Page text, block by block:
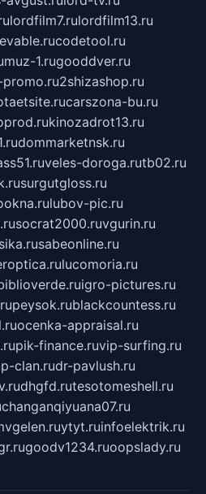
lordfilm7.rulordfilm13.ru
codetool.ru
muz-1.rugooddver.ru
2shizashop.ru
carszona-bu.ru
kinozadrot13.ru
dommarketnsk.ru
veles-doroga.rutb02.ru
surgutgloss.ru
lubov-pic.ru
socrat2000.ruvgurin.ru
sabeonline.ru
lucomoria.ru
igro-pictures.ru
peysok.rublackcountess.ru
ocenka-appraisal.ru
pik-finance.ruvip-surfing.ru
clan.rudr-pavlush.ru
dhgfd.rutesotomeshell.ru
changanqiyuana07.ru
ytyt.ruinfoelektrik.ru
goodv1234.ruoopslady.ru